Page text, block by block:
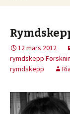
12 mars 2012
rymdskepp
rymdskepp